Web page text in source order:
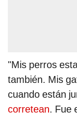
"Mis perros
también. Mis
cuando están
corretean. Fue